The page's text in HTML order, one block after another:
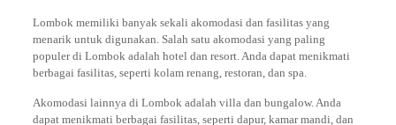
Lombok memiliki banyak sekali akomodasi dan fasilitas yang
menarik untuk digunakan. Salah satu akomodasi yang paling
populer di Lombok adalah hotel dan resort. Anda dapat menikmati
berbagai fasilitas, seperti kolam renang, restoran, dan spa.
Akomodasi lainnya di Lombok adalah villa dan bungalow. Anda
dapat menikmati berbagai fasilitas, seperti dapur, kamar mandi, dan